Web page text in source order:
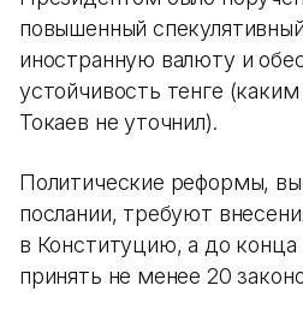
повышенный
иностранную валюту и
устойчивость тенге
Токаев не уточнил).
Политические реформы,
послании, требуют
в Конституцию, а до конца
принять не менее 20